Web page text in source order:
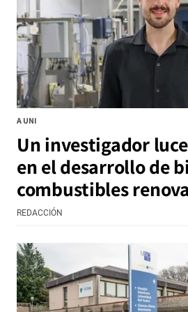
A UNI
Un investigador
en el desarrollo de
combustibles
REDACCIÓN